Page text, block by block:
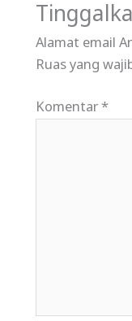
Alamat email
Ruas yang
Komentar*